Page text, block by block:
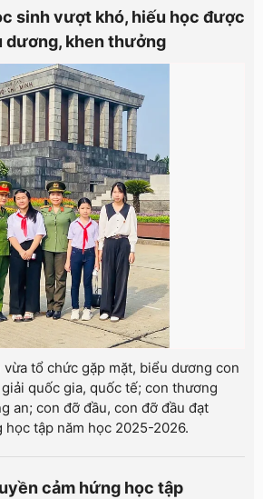
sinh vượt khó, hiếu học được
dương, khen thưởng
vừa tổ chức gặp mặt, biểu dương con
quốc gia, quốc tế; con thương
an; con đỡ đầu, con đỡ đầu đạt
tập năm học 2025-2026.
cảm hứng học tập